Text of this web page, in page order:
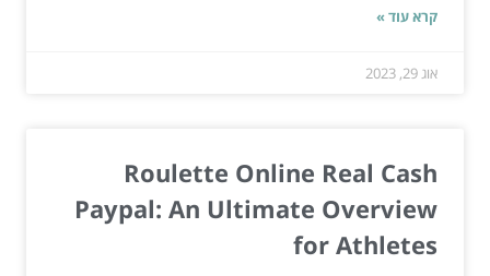
קרא עוד »
אוג 29, 2023
Roulette Online Real Cash
Paypal: An Ultimate Overview
for Athletes